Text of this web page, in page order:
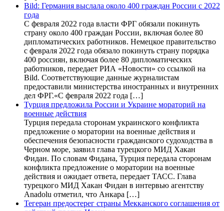
Bild: Германия выслала около 400 граждан России с 2022
года
С февраля 2022 года власти ФРГ обязали покинуть
страну около 400 граждан России, включая более 80
дипломатических работников. Немецкое правительство
с февраля 2022 года обязало покинуть страну порядка
400 россиян, включая более 80 дипломатических
работников, передает РИА «Новости» со ссылкой на
Bild. Соответствующие данные журналистам
предоставили министерства иностранных и внутренних
дел ФРГ.«С февраля 2022 года […]
Турция предложила России и Украине мораторий на
военные действия
Турция передала сторонам украинского конфликта
предложение о моратории на военные действия и
обеспечения безопасности гражданского судоходства в
Черном море, заявил глава турецкого МИД Хакан
Фидан. По словам Фидана, Турция передала сторонам
конфликта предложение о моратории на военные
действия и ожидает ответа, передает ТАСС. Глава
турецкого МИД Хакан Фидан в интервью агентству
Anadolu отметил, что Анкара […]
Тегеран предостерег страны Мекканского соглашения от